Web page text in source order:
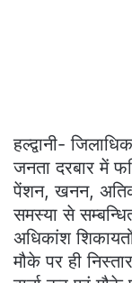
हल्द्वानी-
जनता दरबार में
पेंशन, खनन,
समस्या से
अधिकांश
मौके पर ही